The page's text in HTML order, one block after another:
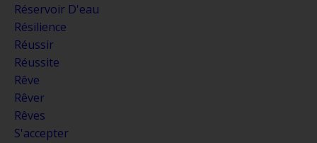
Réservoir D'eau
Résilience
Réussir
Réussite
Rêve
Rêver
Rêves
S'accepter